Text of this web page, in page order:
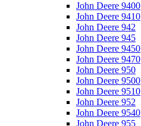
John Deere 9400
John Deere 9410
John Deere 942
John Deere 945
John Deere 9450
John Deere 9470
John Deere 950
John Deere 9500
John Deere 9510
John Deere 952
John Deere 9540
John Deere 955